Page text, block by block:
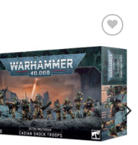
Aggiungi
alla lista
dei
desideri